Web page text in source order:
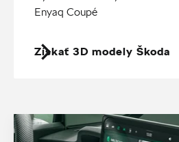
Enyaq Coupé
Získať 3D modely Škoda